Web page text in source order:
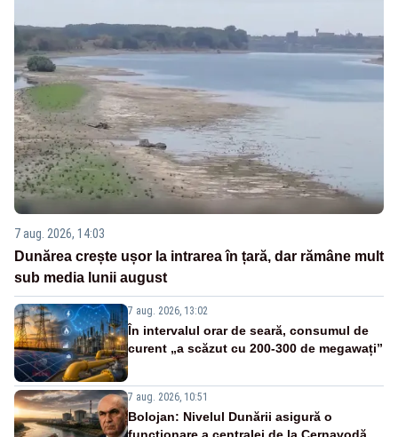
7 aug. 2026, 14:03
Dunărea crește ușor la intrarea în țară, dar rămâne mult
sub media lunii august
7 aug. 2026, 13:02
În intervalul orar de seară, consumul de
curent „a scăzut cu 200-300 de megawați”
7 aug. 2026, 10:51
Bolojan: Nivelul Dunării asigură o
funcționare a centralei de la Cernavodă